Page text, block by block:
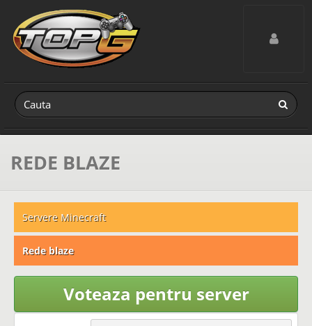
Toggle
REDE BLAZE
Servere Minecraft
Rede blaze
Voteaza pentru server